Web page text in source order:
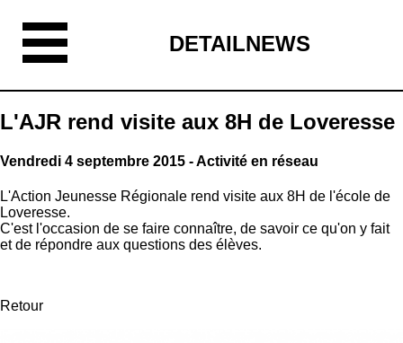
DETAILNEWS
L'AJR rend visite aux 8H de Loveresse
Vendredi 4 septembre 2015 - Activité en réseau
L'Action Jeunesse Régionale rend visite aux 8H de l'école de
Loveresse.
C'est l'occasion de se faire connaître, de savoir ce qu'on y fait
et de répondre aux questions des élèves.
Retour